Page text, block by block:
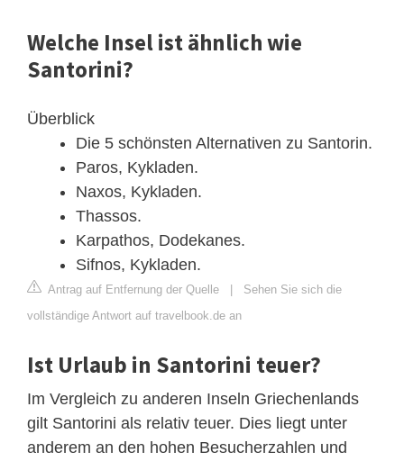
Welche Insel ist ähnlich wie
Santorini?
Überblick
Die 5 schönsten Alternativen zu Santorin.
Paros, Kykladen.
Naxos, Kykladen.
Thassos.
Karpathos, Dodekanes.
Sifnos, Kykladen.
Antrag auf Entfernung der Quelle | Sehen Sie sich die
vollständige Antwort auf travelbook.de an
Ist Urlaub in Santorini teuer?
Im Vergleich zu anderen Inseln Griechenlands
gilt Santorini als relativ teuer. Dies liegt unter
anderem an den hohen Besucherzahlen und